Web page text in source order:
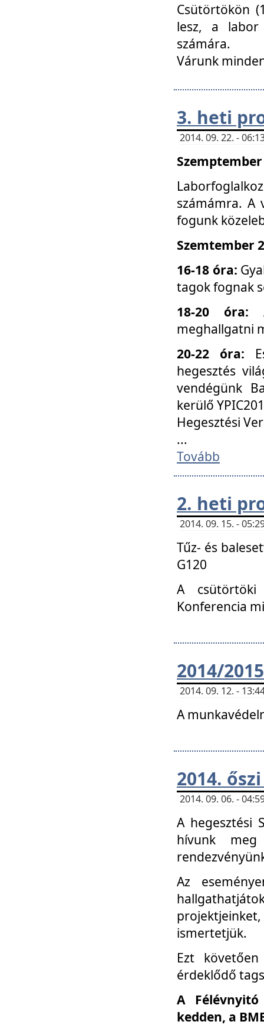
Csütörtökön
lesz, a labor
számára.
Várunk
3. heti
2014. 09. 22. -
számámra. A
fogunk
Szemtember
16-18 óra:
tagok fognak
18-20 óra:
meghallgatni
20-22 óra:
hegesztés
vendégünk
kerülő
Hegesztési
...
Tovább
2. heti
2014. 09. 15. -
Tűz- és
G120
A csütörtöki
Konferencia
2014/
2014. 09. 12. -
A
2014.
2014. 09. 06. -
A hegesztési
hívunk
Az
ismertetjük.
Ezt
érdeklődő
A
kedden, a